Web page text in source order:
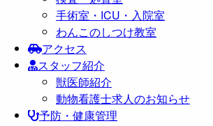
手術室・ICU・入院室
わんこのしつけ教室
アクセス
スタッフ紹介
獣医師紹介
動物看護士求人のお知らせ
予防・健康管理